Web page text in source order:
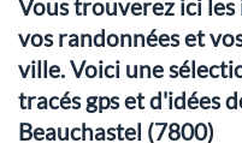
Vous trouverez ici
vos randonnées et
ville. Voici une
tracés gps et d'idées
Beauchastel (7800)